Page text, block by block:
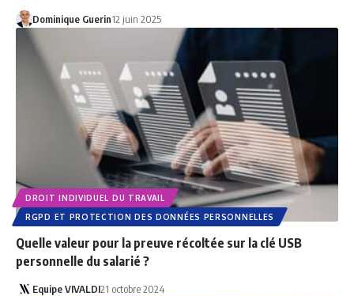
Dominique Guerin12 juin 2025
DROIT INDIVIDUEL DU TRAVAIL
RGPD ET PROTECTION DES DONNÉES PERSONNELLES
Quelle valeur pour la preuve récoltée sur la clé USB
personnelle du salarié ?
Equipe VIVALDI21 octobre 2024